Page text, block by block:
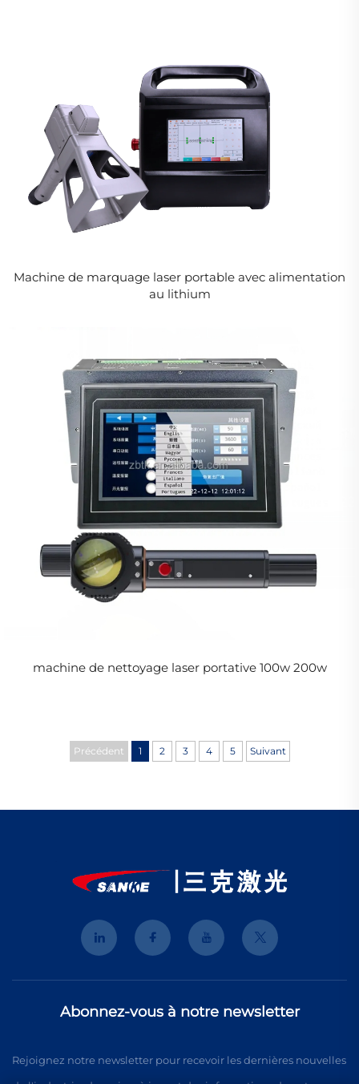
Machine de marquage laser portable avec alimentation
au lithium
machine de nettoyage laser portative 100w 200w
Précédent 1 2 3 4 5 Suivant
Abonnez-vous à notre newsletter
Rejoignez notre newsletter pour recevoir les dernières nouvelles